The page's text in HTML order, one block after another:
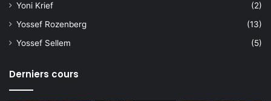
Yoni Krief
(2)
Yossef Rozenberg
(13)
Yossef Sellem
(5)
Derniers cours